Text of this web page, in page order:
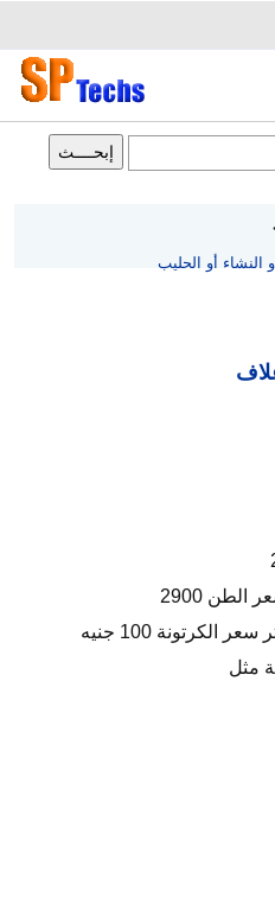
النشاء أو الحليب
مثل